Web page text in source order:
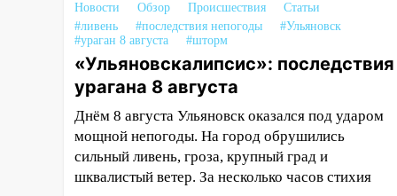
Ульяновской области днем 9
августа
05:05 День, когда всё может
измениться: гороскоп на 9
августа — три знака получат
шанс, который нельзя упустить
08.08.2026
20:10 Во время урагана в
Новости Обзор Происшествия
Статьи
#ливень
#последствия непогоды
#Ульяновск
#ураган 8 августа
#шторм
«Ульяновскалипсис»: последствия
урагана 8 августа
Днём 8 августа Ульяновск оказался под ударом
мощной непогоды. На город обрушились
сильный ливень, гроза, крупный град и
шквалистый ветер. За несколько часов стихия